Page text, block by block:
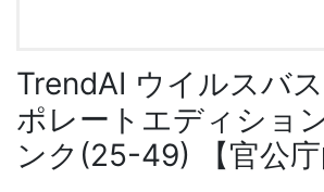
TrendAI ウイルスバ
ポレートエディショ
ンク(25-49) 【官公庁